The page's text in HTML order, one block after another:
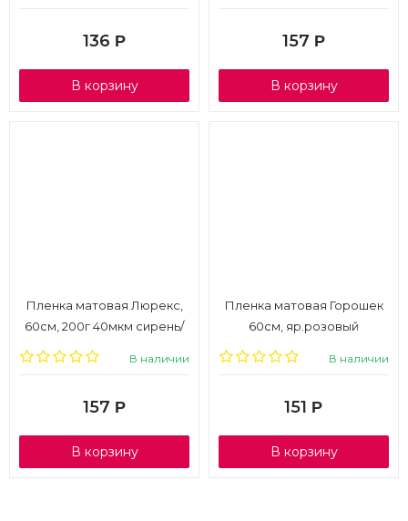
136 Р
В корзину
157 Р
В корзину
Пленка матовая Люрекс,
60см, 200г 40мкм сирень/
золото
В наличии
157 Р
В корзину
Пленка матовая Горошек
60см, яр.розовый
В наличии
151 Р
В корзину